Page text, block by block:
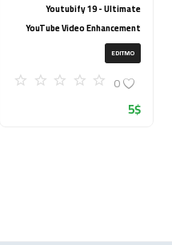
Youtubify 19 - Ultimate
YouTube Video Enhancement
Toolkit
EDITMO
0
5$